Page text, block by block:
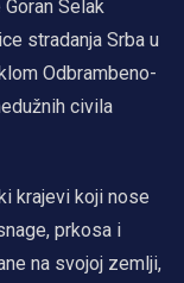
Selak
stradanja Srba u
Odbrambeno-
civila
krajevi koji nose
prkosa i
na svojoj zemlji,